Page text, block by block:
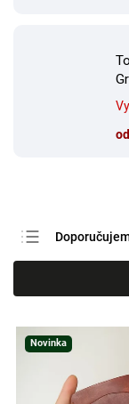
od
Nejlevnější
Nejdražší
Abecedně
Novinka